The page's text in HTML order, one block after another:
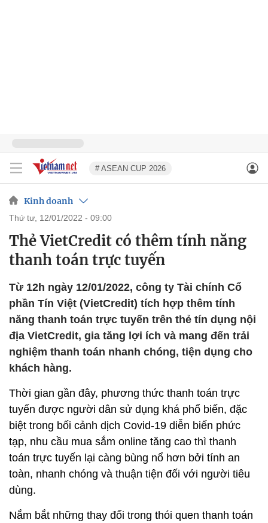
# ASEAN CUP 2026
Kinh doanh
thứ tư, 12/01/2022 - 09:00
Thẻ VietCredit có thêm tính năng
thanh toán trực tuyến
Từ 12h ngày 12/01/2022, công ty Tài chính Cổ
phần Tín Việt (VietCredit) tích hợp thêm tính
năng thanh toán trực tuyến trên thẻ tín dụng nội
địa VietCredit, gia tăng lợi ích và mang đến trải
nghiệm thanh toán nhanh chóng, tiện dụng cho
khách hàng.
Thời gian gần đây, phương thức thanh toán trực
tuyến được người dân sử dụng khá phổ biến, đặc
biệt trong bối cảnh dịch Covid-19 diễn biến phức
tạp, nhu cầu mua sắm online tăng cao thì thanh
toán trực tuyến lại càng bùng nổ hơn bởi tính an
toàn, nhanh chóng và thuận tiện đối với người tiêu
dùng.
Nắm bắt những thay đổi trong thói quen thanh toán